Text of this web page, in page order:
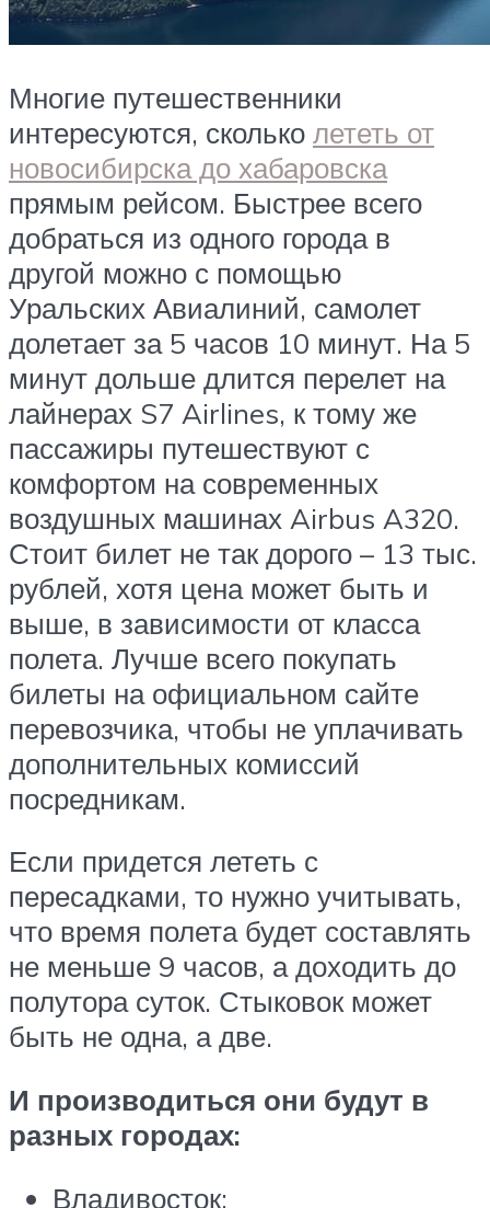
Многие путешественники
интересуются, сколько лететь от
новосибирска до хабаровска
прямым рейсом. Быстрее всего
добраться из одного города в
другой можно с помощью
Уральских Авиалиний, самолет
долетает за 5 часов 10 минут. На 5
минут дольше длится перелет на
лайнерах S7 Airlines, к тому же
пассажиры путешествуют с
комфортом на современных
воздушных машинах Airbus A320.
Стоит билет не так дорого – 13 тыс.
рублей, хотя цена может быть и
выше, в зависимости от класса
полета. Лучше всего покупать
билеты на официальном сайте
перевозчика, чтобы не уплачивать
дополнительных комиссий
посредникам.
Если придется лететь с
пересадками, то нужно учитывать,
что время полета будет составлять
не меньше 9 часов, а доходить до
полутора суток. Стыковок может
быть не одна, а две.
И производиться они будут в
разных городах:
Владивосток;